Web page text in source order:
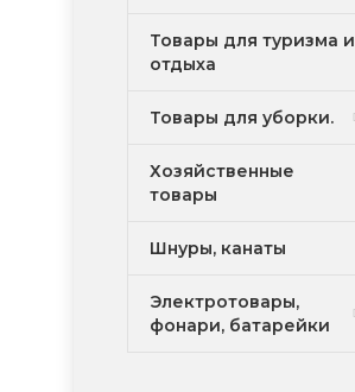
Товары для туризма и
отдыха
Товары для уборки.
Хозяйственные
товары
Шнуры, канаты
Электротовары,
фонари, батарейки